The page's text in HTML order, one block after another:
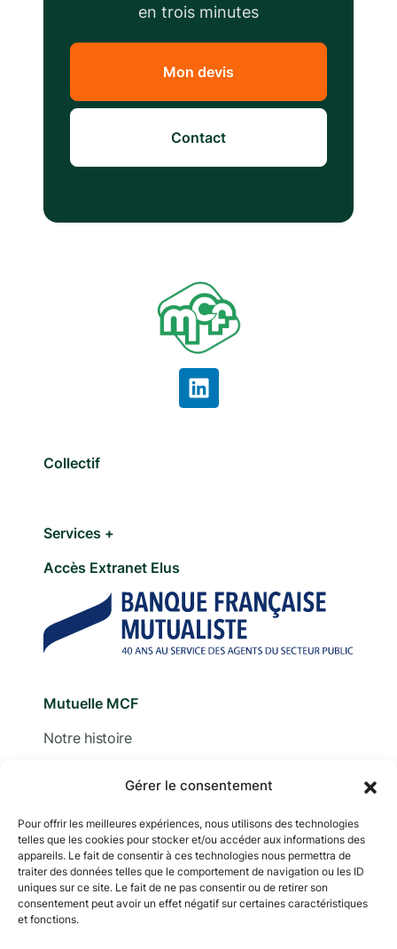
Gérer le consentement
Pour offrir les meilleures expériences, nous utilisons des technologies
telles que les cookies pour stocker et/ou accéder aux informations des
appareils. Le fait de consentir à ces technologies nous permettra de
traiter des données telles que le comportement de navigation ou les ID
uniques sur ce site. Le fait de ne pas consentir ou de retirer son
consentement peut avoir un effet négatif sur certaines caractéristiques
et fonctions.
en trois minutes
Mon devis
Contact
Collectif
Services +
Accès Extranet Elus
Mutuelle MCF
Notre histoire
Adhérer
Documentation